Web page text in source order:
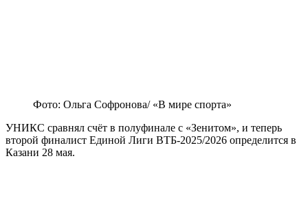
Фото: Ольга Софронова/ «В мире спорта»
УНИКС сравнял счёт в полуфинале с «Зенитом», и теперь
второй финалист Единой Лиги ВТБ-2025/2026 определится в
Казани 28 мая.